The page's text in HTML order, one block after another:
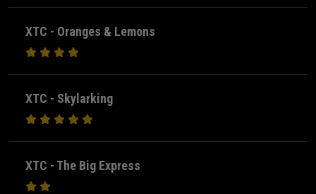
XTC - Oranges & Lemons
XTC - Skylarking
XTC - The Big Express